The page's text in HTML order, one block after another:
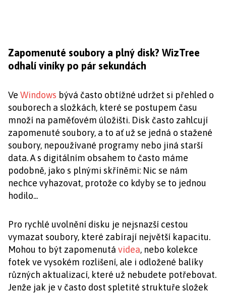
Zapomenuté soubory a plný disk? WizTree
odhalí viníky po pár sekundách
Ve Windows bývá často obtížné udržet si přehled o
souborech a složkách, které se postupem času
množí na paměťovém úložišti. Disk často zahlcují
zapomenuté soubory, a to ať už se jedná o stažené
soubory, nepoužívané programy nebo jiná starší
data. A s digitálním obsahem to často máme
podobně, jako s plnými skříněmi: Nic se nám
nechce vyhazovat, protože co kdyby se to jednou
hodilo...
Pro rychlé uvolnění disku je nejsnazší cestou
vymazat soubory, které zabírají největší kapacitu.
Mohou to být zapomenutá videa, nebo kolekce
fotek ve vysokém rozlišení, ale i odložené balíky
různých aktualizací, které už nebudete potřebovat.
Jenže jak je v často dost spletité struktuře složek